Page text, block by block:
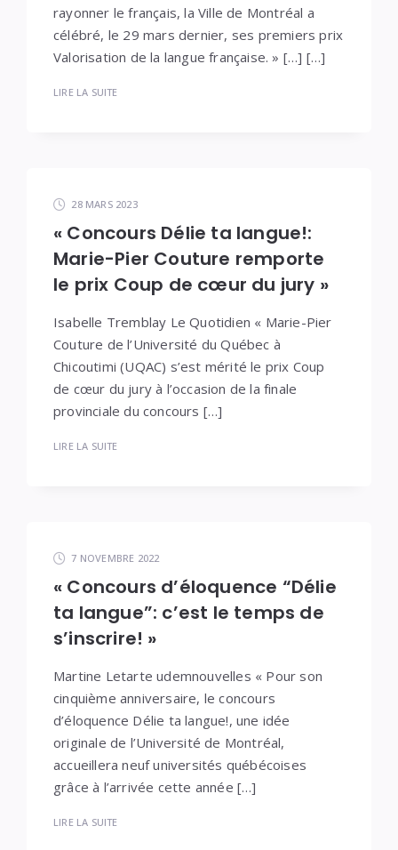
rayonner le français, la Ville de Montréal a
célébré, le 29 mars dernier, ses premiers prix
Valorisation de la langue française. » […] […]
LIRE LA SUITE
28 MARS 2023
« Concours Délie ta langue!:
Marie-Pier Couture remporte
le prix Coup de cœur du jury »
Isabelle Tremblay Le Quotidien « Marie-Pier
Couture de l’Université du Québec à
Chicoutimi (UQAC) s’est mérité le prix Coup
de cœur du jury à l’occasion de la finale
provinciale du concours […]
LIRE LA SUITE
7 NOVEMBRE 2022
« Concours d’éloquence “Délie
ta langue”: c’est le temps de
s’inscrire! »
Martine Letarte udemnouvelles « Pour son
cinquième anniversaire, le concours
d’éloquence Délie ta langue!, une idée
originale de l’Université de Montréal,
accueillera neuf universités québécoises
grâce à l’arrivée cette année […]
LIRE LA SUITE